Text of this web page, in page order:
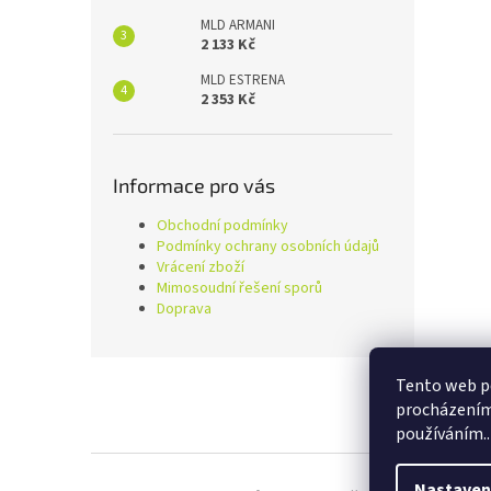
Tento web
MLD ARMANI
2 133 Kč
MLD ESTRENA
2 353 Kč
Informace pro vás
Obchodní podmínky
Podmínky ochrany osobních údajů
Vrácení zboží
Mimosoudní řešení sporů
Doprava